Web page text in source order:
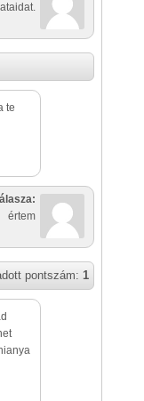
te
értem
pontszám: 1